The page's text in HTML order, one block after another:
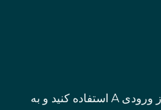
اگر از ما دیدن می‌کنید، لطفاً از ورودی A استفاده کنید و به